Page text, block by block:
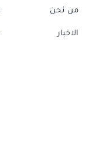
من نحن
الاخبار